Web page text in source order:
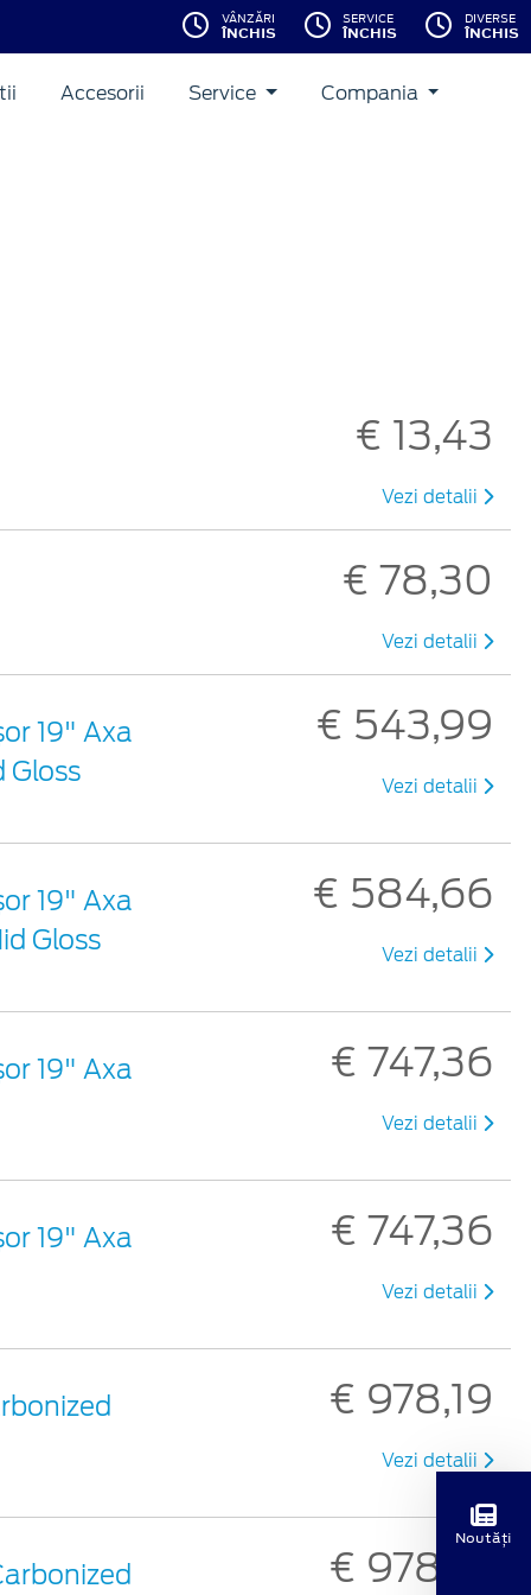
VÂNZĂRI
ÎNCHIS
SERVICE
ÎNCHIS
DIVERSE
ÎNCHIS
Accesorii Service Compania
€ 13,43
Vezi detalii
€ 78,30
Vezi detalii
19" Axa
Gloss
€ 543,99
Vezi detalii
19" Axa
Gloss
€ 584,66
Vezi detalii
19" Axa
€ 747,36
Vezi detalii
19" Axa
€ 747,36
Vezi detalii
€ 978,19
Vezi detalii
€ 978,19
Noutăți